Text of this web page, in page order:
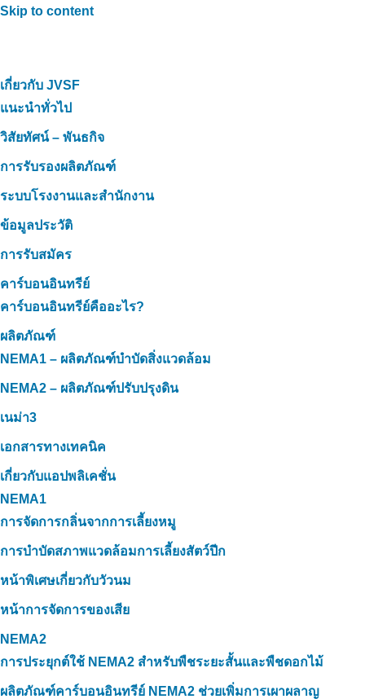
Skip to content
เกี่ยวกับ JVSF
แนะนำทั่วไป
วิสัยทัศน์ – พันธกิจ
การรับรองผลิตภัณฑ์
ระบบโรงงานและสำนักงาน
ข้อมูลประวัติ
การรับสมัคร
คาร์บอนอินทรีย์
คาร์บอนอินทรีย์คืออะไร?
ผลิตภัณฑ์
NEMA1 – ผลิตภัณฑ์บำบัดสิ่งแวดล้อม
NEMA2 – ผลิตภัณฑ์ปรับปรุงดิน
เนม่า3
เอกสารทางเทคนิค
เกี่ยวกับแอปพลิเคชั่น
NEMA1
การจัดการกลิ่นจากการเลี้ยงหมู
การบำบัดสภาพแวดล้อมการเลี้ยงสัตว์ปีก
หน้าพิเศษเกี่ยวกับวัวนม
หน้าการจัดการของเสีย
NEMA2
การประยุกต์ใช้ NEMA2 สำหรับพืชระยะสั้นและพืชดอกไม้
ผลิตภัณฑ์คาร์บอนอินทรีย์ NEMA2 ช่วยเพิ่มการเผาผลาญ